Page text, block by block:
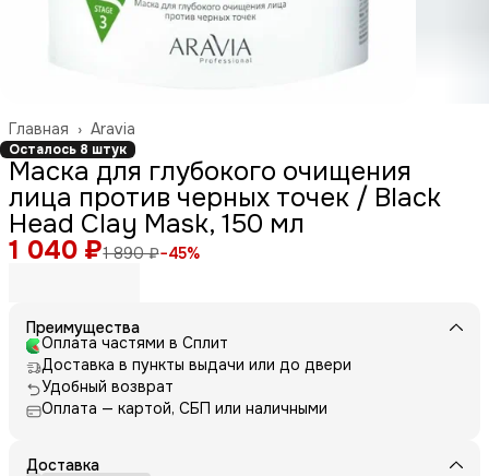
Aravia
Главная ›
Осталось 8 штук
Маска для глубокого очищения
лица против черных точек / Black
Head Clay Mask, 150 мл
1 040 ₽1 890 ₽−45%
Преимущества
Оплата частями в Сплит
Доставка в пункты выдачи или до двери
Удобный возврат
Оплата — картой, СБП или наличными
Доставка